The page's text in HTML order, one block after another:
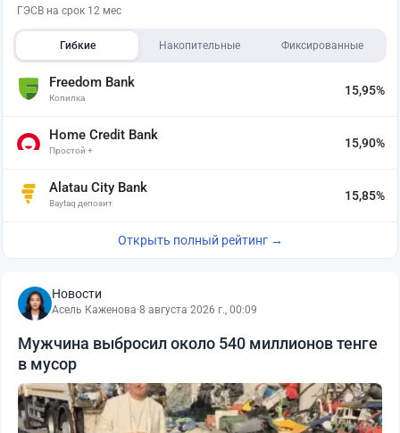
ГЭСВ на срок 12 мес
Гибкие Накопительные Фиксированные
Freedom Bank
Копилка
15,95%
Home Credit Bank
Простой +
15,90%
Alatau City Bank
Baytaq депозит
15,85%
Открыть полный рейтинг →
Новости
Асель Каженова·8 августа 2026 г., 00:09
Мужчина выбросил около 540 миллионов тенге
в мусор